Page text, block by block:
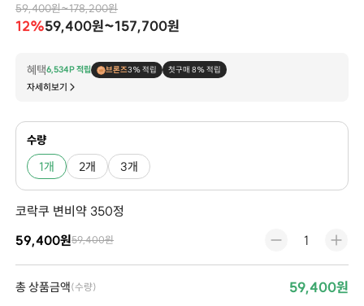
59,400원~178,200원
12%59,400원~157,700원
혜택6,534P 적립 브론즈3% 적립 첫구매 8% 적립
자세히보기
수량
1개 2개 3개
코락쿠 변비약 350정
59,400원59,400원
총 상품금액(수량) 59,400원